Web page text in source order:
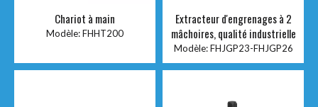
Chariot à main
Modèle:FHHT200
Extracteur d'engrenages à 2
mâchoires, qualité industrielle
Modèle: FHJGP23-FHJGP26